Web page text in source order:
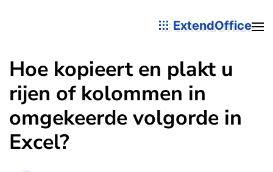
ExtendOffice
Hoe kopieert en plakt u
rijen of kolommen in
omgekeerde volgorde in
Excel?